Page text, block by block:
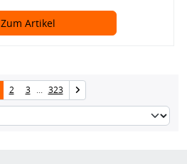
Zum Artikel
2 3 ... 323